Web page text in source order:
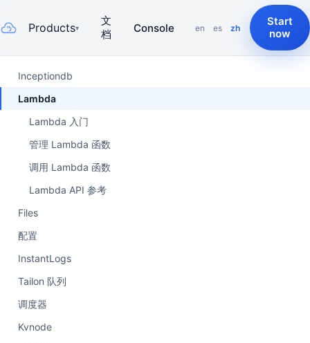
Products▾
文
档
Console en es zh
Start
now
Inceptiondb
Lambda
Lambda 入门
管理 Lambda 函数
调用 Lambda 函数
Lambda API 参考
Files
配置
InstantLogs
Tailon 队列
调度器
Kvnode